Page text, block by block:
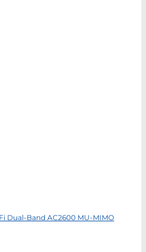
Dual-Band AC2600 MU-MIMO